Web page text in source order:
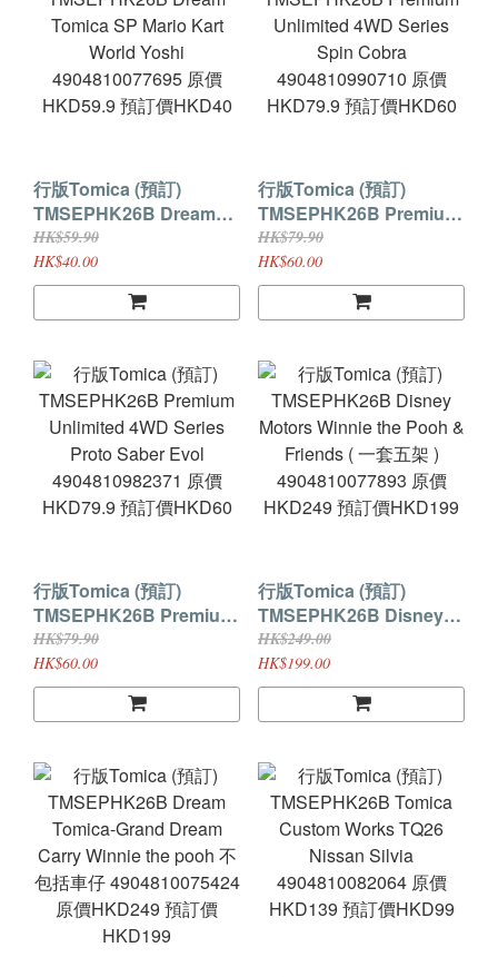
行版Tomica (預訂)
TMSEPHK26B Dream
Tomica SP Mario Kart
World Yoshi
4904810077695 原價
HKD59.9 預訂價HKD40
HK$59.90
HK$40.00
行版Tomica (預訂)
TMSEPHK26B Premium
Unlimited 4WD Series
Spin Cobra
4904810990710 原價
HKD79.9 預訂價HKD60
HK$79.90
HK$60.00
行版Tomica (預訂)
TMSEPHK26B Premium
Unlimited 4WD Series
Proto Saber Evol
4904810982371 原價
HKD79.9 預訂價HKD60
HK$79.90
HK$60.00
行版Tomica (預訂)
TMSEPHK26B Disney
Motors Winnie the Pooh
& Friends ( 一套五架 )
4904810077893 原價
HKD249 預訂價HKD199
HK$249.00
HK$199.00